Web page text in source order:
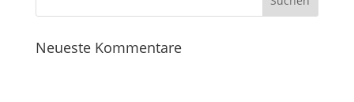
Neueste Kommentare